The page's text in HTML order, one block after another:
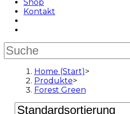
Shop
Kontakt
Home (Start)>
Produkte>
Forest Green